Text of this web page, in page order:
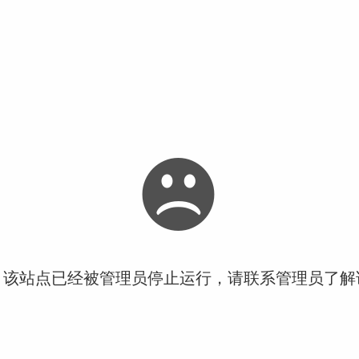
站点已经被管理员停止运行，请联系管理员了